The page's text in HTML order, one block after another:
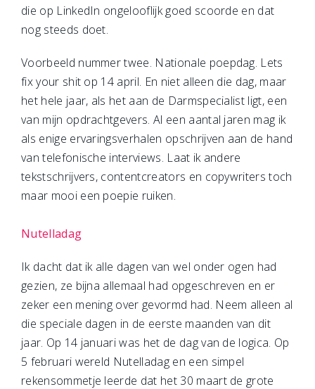
die op LinkedIn ongelooflijk goed scoorde en dat
nog steeds doet.
Voorbeeld nummer twee. Nationale poepdag. Lets
fix your shit op 14 april. En niet alleen die dag, maar
het hele jaar, als het aan de Darmspecialist ligt, een
van mijn opdrachtgevers. Al een aantal jaren mag ik
als enige ervaringsverhalen opschrijven aan de hand
van telefonische interviews. Laat ik andere
tekstschrijvers, contentcreators en copywriters toch
maar mooi een poepie ruiken.
Nutelladag
Ik dacht dat ik alle dagen van wel onder ogen had
gezien, ze bijna allemaal had opgeschreven en er
zeker een mening over gevormd had. Neem alleen al
die speciale dagen in de eerste maanden van dit
jaar. Op 14 januari was het de dag van de logica. Op
5 februari wereld Nutelladag en een simpel
rekensommetje leerde dat het 30 maart de grote